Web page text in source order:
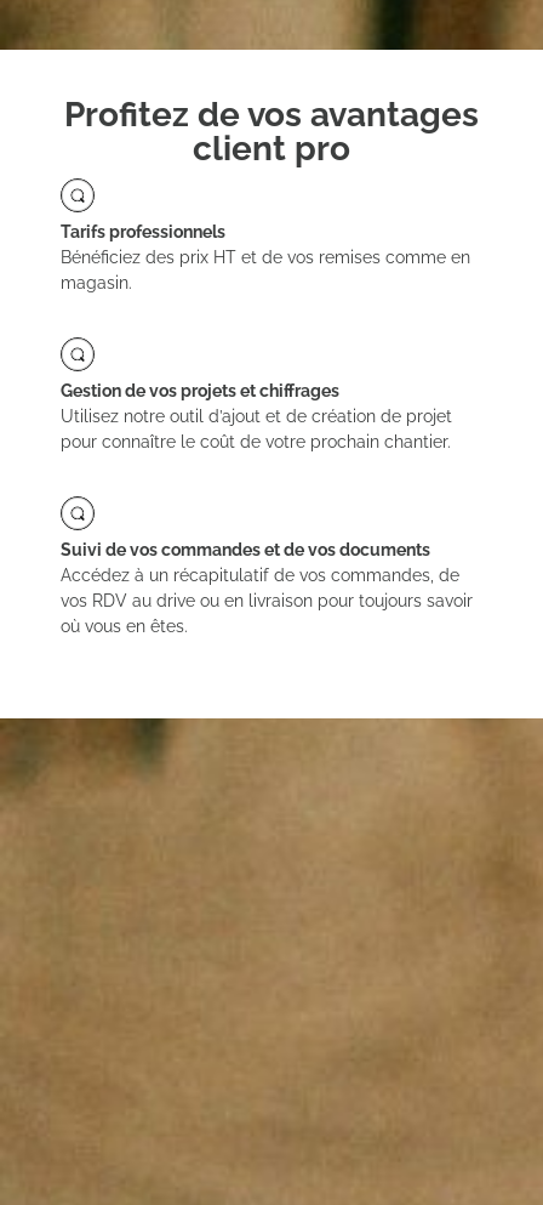
Profitez de vos avantages
client pro
Tarifs professionnels
Bénéficiez des prix HT et de vos remises comme en
magasin.
Gestion de vos projets et chiffrages
Utilisez notre outil d’ajout et de création de projet
pour connaître le coût de votre prochain chantier.
Suivi de vos commandes et de vos documents
Accédez à un récapitulatif de vos commandes, de
vos RDV au drive ou en livraison pour toujours savoir
où vous en êtes.